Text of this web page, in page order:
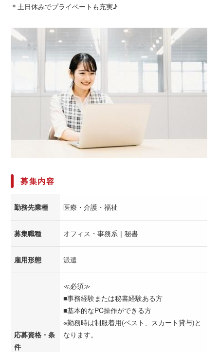
＊土日休みでプライベートも充実♪
募集内容
勤務先業種 医療・介護・福祉
募集職種 オフィス・事務系｜秘書
雇用形態 派遣
応募資格・条
件
≪必須≫
■事務経験または秘書経験ある方
■基本的なPC操作ができる方
※勤務時は制服着用(ベスト、スカート貸与)と
なります。